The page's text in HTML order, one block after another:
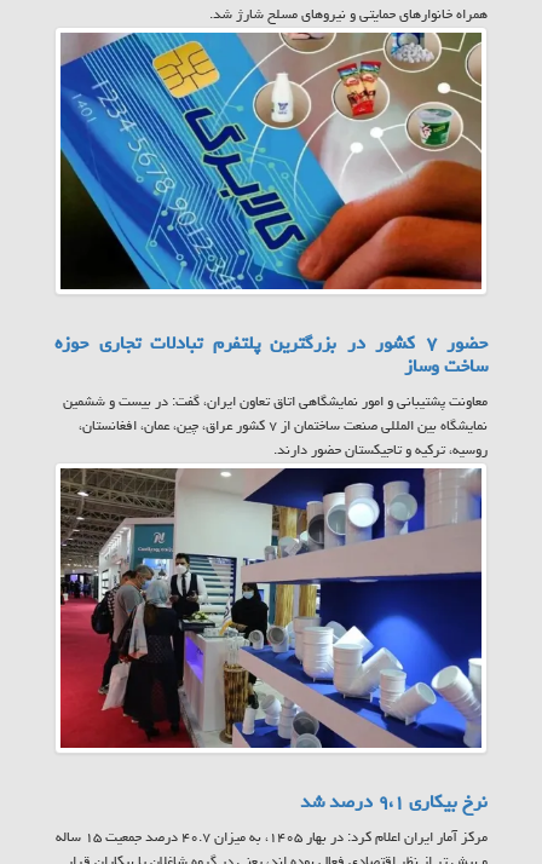
همراه خانوارهای حمایتی و نیروهای مسلح شارژ شد.
حضور ۷ کشور در بزرگترین پلتفرم تبادلات تجاری حوزه
ساخت وساز
معاونت پشتیبانی و امور نمایشگاهی اتاق تعاون ایران، گفت: در بیست و ششمین
نمایشگاه بین المللی صنعت ساختمان از ۷ کشور عراق، چین، عمان، افغانستان،
روسیه، ترکیه و تاجیکستان حضور دارند.
نرخ بیکاری ۹،۱ درصد شد
مرکز آمار ایران اعلام کرد: در بهار ۱۴۰۵، به میزان ۴۰.۷ درصد جمعیت ۱۵ ساله